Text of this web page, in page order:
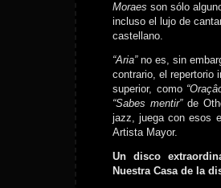
Moraes son sólo
incluso el lujo de
castellano.
“Aria”no es, sin
contrario, el repertorio
superior, como
“Sabes mentir”de
jazz, juega con esos
Artista Mayor.
Un disco
Nuestra Casa de la